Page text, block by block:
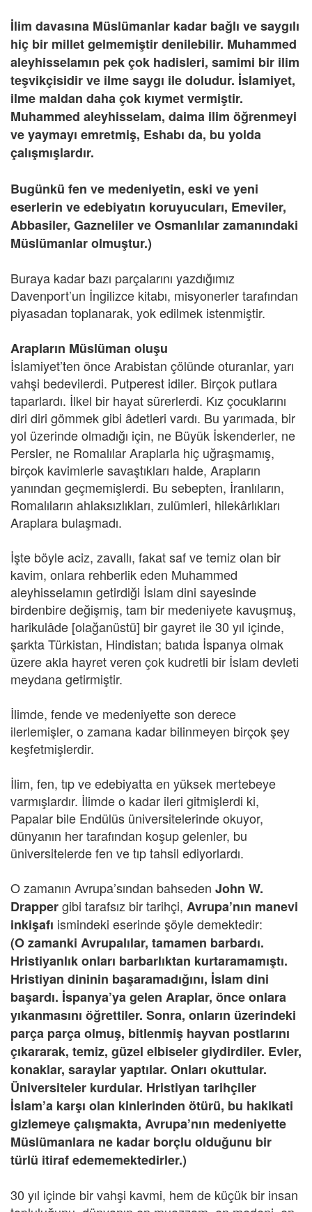
İlim davasına Müslümanlar kadar bağlı ve saygılı
hiç bir millet gelmemiştir denilebilir. Muhammed
aleyhisselamın pek çok hadisleri, samimi bir ilim
teşvikçisidir ve ilme saygı ile doludur. İslamiyet,
ilme maldan daha çok kıymet vermiştir.
Muhammed aleyhisselam, daima ilim öğrenmeyi
ve yaymayı emretmiş, Eshabı da, bu yolda
çalışmışlardır.
Bugünkü fen ve medeniyetin, eski ve yeni
eserlerin ve edebiyatın koruyucuları, Emeviler,
Abbasiler, Gazneliler ve Osmanlılar zamanındaki
Müslümanlar olmuştur.)
Buraya kadar bazı parçalarını yazdığımız
Davenport’un İngilizce kitabı, misyonerler tarafından
piyasadan toplanarak, yok edilmek istenmiştir.
Arapların Müslüman oluşu
İslamiyet’ten önce Arabistan çölünde oturanlar, yarı
vahşi bedevilerdi. Putperest idiler. Birçok putlara
taparlardı. İlkel bir hayat sürerlerdi. Kız çocuklarını
diri diri gömmek gibi âdetleri vardı. Bu yarımada, bir
yol üzerinde olmadığı için, ne Büyük İskenderler, ne
Persler, ne Romalılar Araplarla hiç uğraşmamış,
birçok kavimlerle savaştıkları halde, Arapların
yanından geçmemişlerdi. Bu sebepten, İranlıların,
Romalıların ahlaksızlıkları, zulümleri, hilekârlıkları
Araplara bulaşmadı.
İşte böyle aciz, zavallı, fakat saf ve temiz olan bir
kavim, onlara rehberlik eden Muhammed
aleyhisselamın getirdiği İslam dini sayesinde
birdenbire değişmiş, tam bir medeniyete kavuşmuş,
harikulâde [olağanüstü] bir gayret ile 30 yıl içinde,
şarkta Türkistan, Hindistan; batıda İspanya olmak
üzere akla hayret veren çok kudretli bir İslam devleti
meydana getirmiştir.
İlimde, fende ve medeniyette son derece
ilerlemişler, o zamana kadar bilinmeyen birçok şey
keşfetmişlerdir.
İlim, fen, tıp ve edebiyatta en yüksek mertebeye
varmışlardır. İlimde o kadar ileri gitmişlerdi ki,
Papalar bile Endülüs üniversitelerinde okuyor,
dünyanın her tarafından koşup gelenler, bu
üniversitelerde fen ve tıp tahsil ediyorlardı.
O zamanın Avrupa’sından bahseden John W.
Drappergibi tarafsız bir tarihçi, Avrupa’nın manevi
inkişafı ismindeki eserinde şöyle demektedir:
(O zamanki Avrupalılar, tamamen barbardı.
Hristiyanlık onları barbarlıktan kurtaramamıştı.
Hristiyan dininin başaramadığını, İslam dini
başardı. İspanya’ya gelen Araplar, önce onlara
yıkanmasını öğrettiler. Sonra, onların üzerindeki
parça parça olmuş, bitlenmiş hayvan postlarını
çıkararak, temiz, güzel elbiseler giydirdiler. Evler,
konaklar, saraylar yaptılar. Onları okuttular.
Üniversiteler kurdular. Hristiyan tarihçiler
İslam’a karşı olan kinlerinden ötürü, bu hakikati
gizlemeye çalışmakta, Avrupa’nın medeniyette
Müslümanlara ne kadar borçlu olduğunu bir
türlü itiraf edememektedirler.)
30 yıl içinde bir vahşi kavmi, hem de küçük bir insan